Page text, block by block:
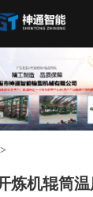
>
炼机辊筒温